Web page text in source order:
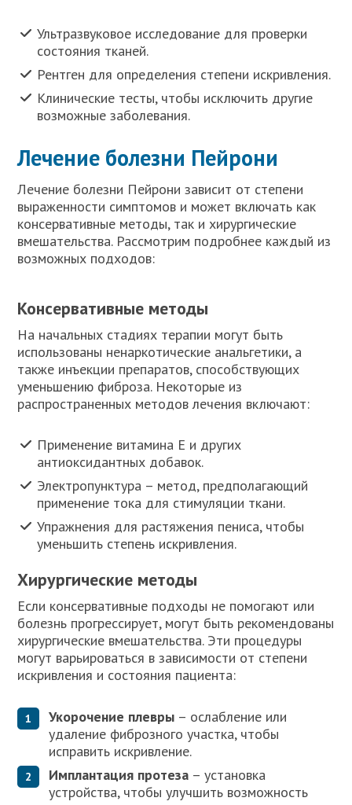
Ультразвуковое исследование для проверки
состояния тканей.
Рентген для определения степени искривления.
Клинические тесты, чтобы исключить другие
возможные заболевания.
Лечение болезни Пейрони
Лечение болезни Пейрони зависит от степени
выраженности симптомов и может включать как
консервативные методы, так и хирургические
вмешательства. Рассмотрим подробнее каждый из
возможных подходов:
Консервативные методы
На начальных стадиях терапии могут быть
использованы ненаркотические анальгетики, а
также инъекции препаратов, способствующих
уменьшению фиброза. Некоторые из
распространенных методов лечения включают:
Применение витамина E и других
антиоксидантных добавок.
Электропунктура – метод, предполагающий
применение тока для стимуляции ткани.
Упражнения для растяжения пениса, чтобы
уменьшить степень искривления.
Хирургические методы
Если консервативные подходы не помогают или
болезнь прогрессирует, могут быть рекомендованы
хирургические вмешательства. Эти процедуры
могут варьироваться в зависимости от степени
искривления и состояния пациента:
Укорочение плевры – ослабление или
удаление фиброзного участка, чтобы
исправить искривление.
Имплантация протеза – установка
устройства, чтобы улучшить возможность